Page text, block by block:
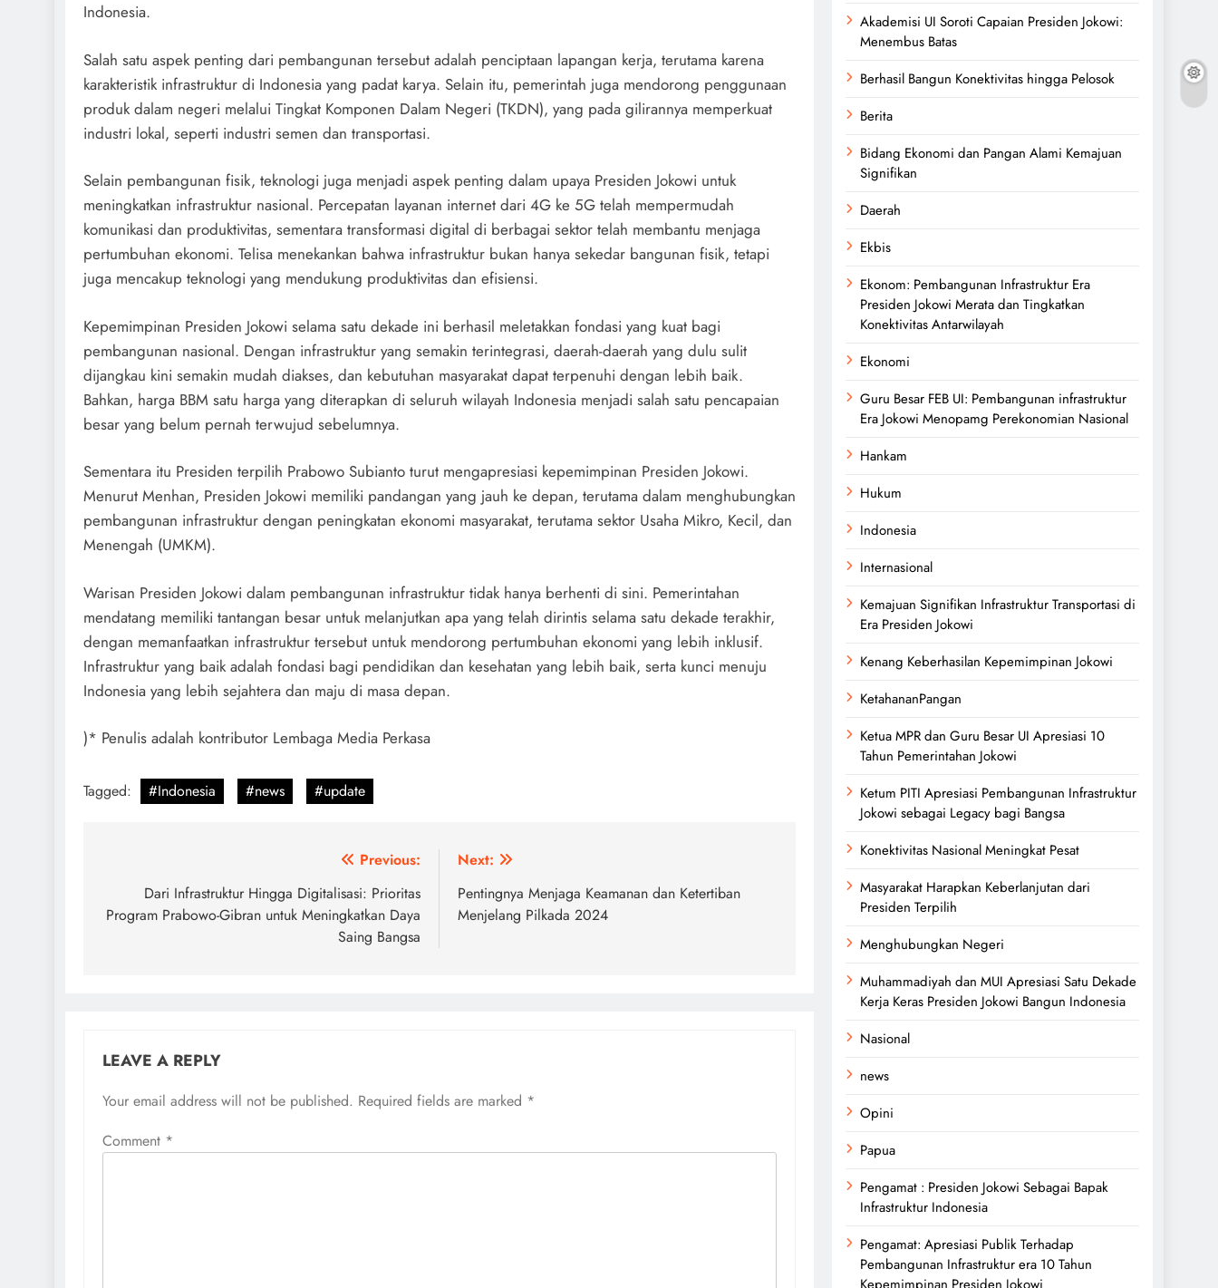
Indonesia.
Salah satu aspek penting dari pembangunan tersebut adalah penciptaan lapangan kerja, terutama karena
karakteristik infrastruktur di Indonesia yang padat karya. Selain itu, pemerintah juga mendorong penggunaan
produk dalam negeri melalui Tingkat Komponen Dalam Negeri (TKDN), yang pada gilirannya memperkuat
industri lokal, seperti industri semen dan transportasi.
Selain pembangunan fisik, teknologi juga menjadi aspek penting dalam upaya Presiden Jokowi untuk
meningkatkan infrastruktur nasional. Percepatan layanan internet dari 4G ke 5G telah mempermudah
komunikasi dan produktivitas, sementara transformasi digital di berbagai sektor telah membantu menjaga
pertumbuhan ekonomi. Telisa menekankan bahwa infrastruktur bukan hanya sekedar bangunan fisik, tetapi
juga mencakup teknologi yang mendukung produktivitas dan efisiensi.
Kepemimpinan Presiden Jokowi selama satu dekade ini berhasil meletakkan fondasi yang kuat bagi
pembangunan nasional. Dengan infrastruktur yang semakin terintegrasi, daerah-daerah yang dulu sulit
dijangkau kini semakin mudah diakses, dan kebutuhan masyarakat dapat terpenuhi dengan lebih baik.
Bahkan, harga BBM satu harga yang diterapkan di seluruh wilayah Indonesia menjadi salah satu pencapaian
besar yang belum pernah terwujud sebelumnya.
Sementara itu Presiden terpilih Prabowo Subianto turut mengapresiasi kepemimpinan Presiden Jokowi.
Menurut Menhan, Presiden Jokowi memiliki pandangan yang jauh ke depan, terutama dalam menghubungkan
pembangunan infrastruktur dengan peningkatan ekonomi masyarakat, terutama sektor Usaha Mikro, Kecil, dan
Menengah (UMKM).
Warisan Presiden Jokowi dalam pembangunan infrastruktur tidak hanya berhenti di sini. Pemerintahan
mendatang memiliki tantangan besar untuk melanjutkan apa yang telah dirintis selama satu dekade terakhir,
dengan memanfaatkan infrastruktur tersebut untuk mendorong pertumbuhan ekonomi yang lebih inklusif.
Infrastruktur yang baik adalah fondasi bagi pendidikan dan kesehatan yang lebih baik, serta kunci menuju
Indonesia yang lebih sejahtera dan maju di masa depan.
)* Penulis adalah kontributor Lembaga Media Perkasa
Tagged: #Indonesia #news #update
navigation
Previous:
Dari Infrastruktur Hingga Digitalisasi: Prioritas
Program Prabowo-Gibran untuk Meningkatkan Daya
Saing Bangsa
Next:
Pentingnya Menjaga Keamanan dan Ketertiban
Menjelang Pilkada 2024
LEAVE A REPLY
Your email address will not be published. Required fields are marked *
Comment *
Akademisi UI Soroti Capaian Presiden Jokowi:
Menembus Batas
Berhasil Bangun Konektivitas hingga Pelosok
Berita
Bidang Ekonomi dan Pangan Alami Kemajuan
Signifikan
Daerah
Ekbis
Ekonom: Pembangunan Infrastruktur Era
Presiden Jokowi Merata dan Tingkatkan
Konektivitas Antarwilayah
Ekonomi
Guru Besar FEB UI: Pembangunan infrastruktur
Era Jokowi Menopamg Perekonomian Nasional
Hankam
Hukum
Indonesia
Internasional
Kemajuan Signifikan Infrastruktur Transportasi di
Era Presiden Jokowi
Kenang Keberhasilan Kepemimpinan Jokowi
KetahananPangan
Ketua MPR dan Guru Besar UI Apresiasi 10
Tahun Pemerintahan Jokowi
Ketum PITI Apresiasi Pembangunan Infrastruktur
Jokowi sebagai Legacy bagi Bangsa
Konektivitas Nasional Meningkat Pesat
Masyarakat Harapkan Keberlanjutan dari
Presiden Terpilih
Menghubungkan Negeri
Muhammadiyah dan MUI Apresiasi Satu Dekade
Kerja Keras Presiden Jokowi Bangun Indonesia
Nasional
news
Opini
Papua
Pengamat : Presiden Jokowi Sebagai Bapak
Infrastruktur Indonesia
Pengamat: Apresiasi Publik Terhadap
Pembangunan Infrastruktur era 10 Tahun